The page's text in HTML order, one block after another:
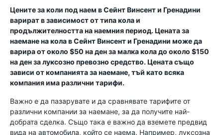
Цените за коли под наем в Сейнт Винсент и Гренадини
варират в зависимост от типа кола и
продължителността на наемния период. Цената за
наемане на кола в Сейнт Винсент и Гренадини може да
варира от около $50 на ден за малка кола до около $150
на ден за луксозно превозно средство. Цената също
зависи от компанията за наемане, тъй като всяка
компания има различни тарифи.
Важно е да пазарувате и да сравнявате тарифите от
различни компании за наемане, за да получите най-
добрата сделка. Също така е важно да вземете предвид
вида на автомобила, който се наема. Например, луксозна